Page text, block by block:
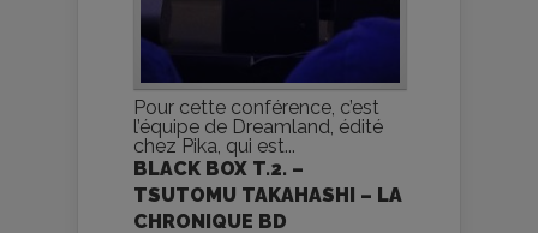
Pour cette conférence, c’est
l’équipe de Dreamland, édité
chez Pika, qui est...
BLACK BOX T.2. –
TSUTOMU TAKAHASHI – LA
CHRONIQUE BD